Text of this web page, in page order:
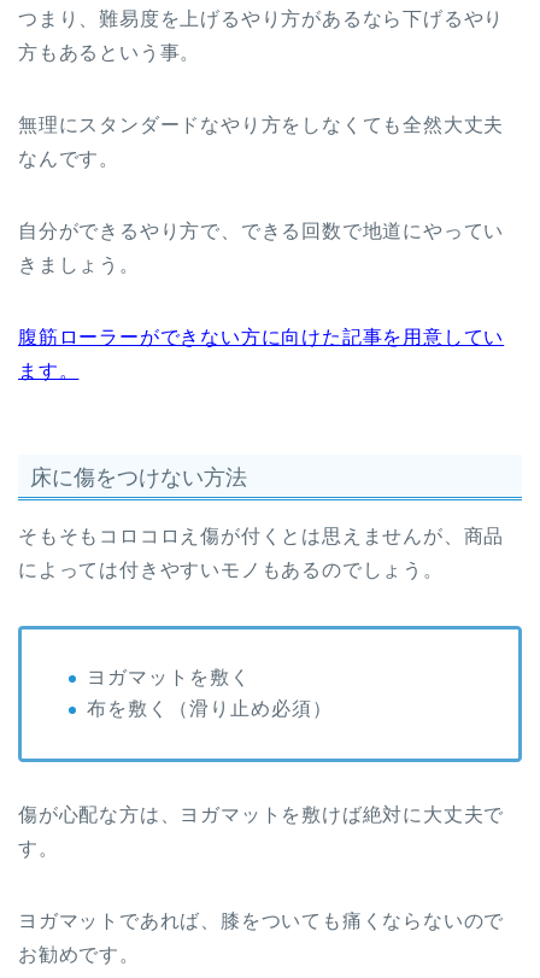
つまり、難易度を上げるやり方があるなら下げるやり
方もあるという事。
無理にスタンダードなやり方をしなくても全然大丈夫
なんです。
自分ができるやり方で、できる回数で地道にやってい
きましょう。
腹筋ローラーができない方に向けた記事を用意してい
ます。
床に傷をつけない方法
そもそもコロコロえ傷が付くとは思えませんが、商品
によっては付きやすいモノもあるのでしょう。
ヨガマットを敷く
布を敷く（滑り止め必須）
傷が心配な方は、ヨガマットを敷けば絶対に大丈夫で
す。
ヨガマットであれば、膝をついても痛くならないので
お勧めです。